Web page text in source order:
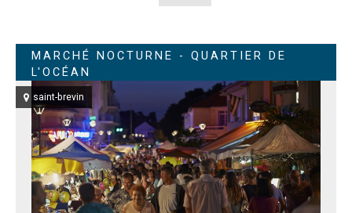
MARCHÉ NOCTURNE - QUARTIER DE
L'OCÉAN
saint-brevin